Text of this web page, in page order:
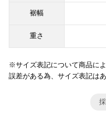
裾幅
重さ
※サイズ表記について商品に
誤差がある為、サイズ表記は